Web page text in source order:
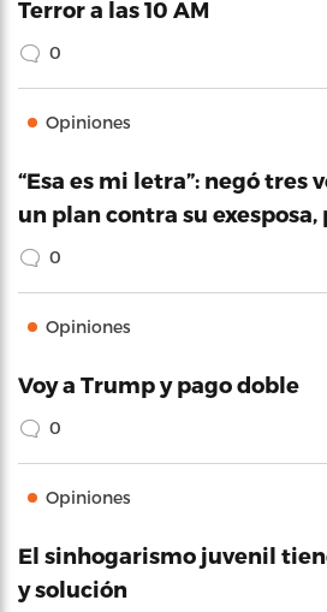
Terror a las 10 AM
0
Opiniones
“Esa es mi letra”: negó tres
un plan contra su exesposa,
0
Opiniones
Voy a Trump y pago doble
0
Opiniones
El sinhogarismo juvenil
y solución